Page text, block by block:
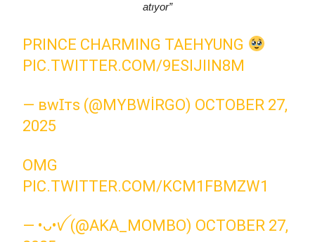
atıyor”
PRINCE CHARMING TAEHYUNG
PIC.TWITTER.COM/9ESIJIIN8M
— ʙᴡꞮᴛꜱ (@MYBWIRGO) OCTOBER 27,
2025
OMG
PIC.TWITTER.COM/KCM1FBMZW1
— •ᴗ•ꪜ (@AKA_MOMBO) OCTOBER 27,